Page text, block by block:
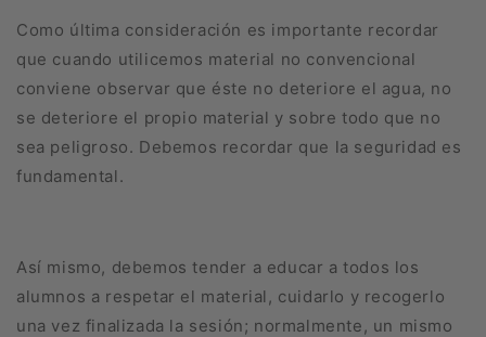
Como última consideración es importante recordar
que cuando utilicemos material no convencional
conviene observar que éste no deteriore el agua, no
se deteriore el propio material y sobre todo que no
sea peligroso. Debemos recordar que la seguridad es
fundamental.
Así mismo, debemos tender a educar a todos los
alumnos a respetar el material, cuidarlo y recogerlo
una vez finalizada la sesión; normalmente, un mismo